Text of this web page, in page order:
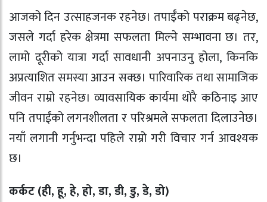
आजको दिन उत्साहजनक रहनेछ। तपाईँको पराक्रम बढ्नेछ,
जसले गर्दा हरेक क्षेत्रमा सफलता मिल्ने सम्भावना छ। तर,
लामो दूरीको यात्रा गर्दा सावधानी अपनाउनु होला, किनकि
अप्रत्याशित समस्या आउन सक्छ। पारिवारिक तथा सामाजिक
जीवन राम्रो रहनेछ। व्यावसायिक कार्यमा थोरै कठिनाइ आए
पनि तपाईंको लगनशीलता र परिश्रमले सफलता दिलाउनेछ।
नयाँ लगानी गर्नुभन्दा पहिले राम्रो गरी विचार गर्न आवश्यक
छ।
कर्कट (ही, हू, हे, हो, डा, डी, डु, डे, डो)